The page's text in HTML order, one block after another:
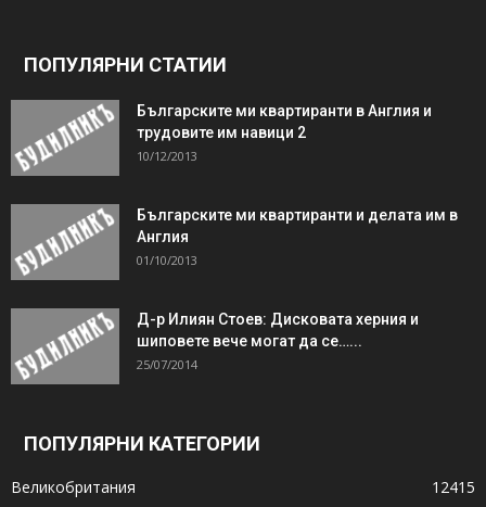
ПОПУЛЯРНИ СТАТИИ
Българските ми квартиранти в Англия и
трудовите им навици 2
10/12/2013
Българските ми квартиранти и делата им в
Англия
01/10/2013
Д-р Илиян Стоев: Дисковата херния и
шиповете вече могат да се…...
25/07/2014
ПОПУЛЯРНИ КАТЕГОРИИ
Великобритания
12415